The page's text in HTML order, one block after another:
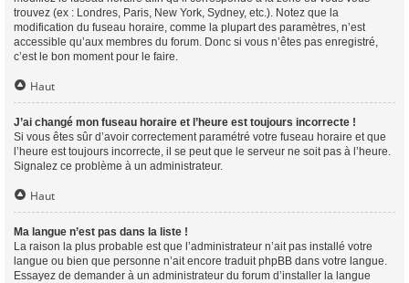
trouvez (ex : Londres, Paris, New York, Sydney, etc.). Notez que la
modification du fuseau horaire, comme la plupart des paramètres, n’est
accessible qu’aux membres du forum. Donc si vous n’êtes pas enregistré,
c’est le bon moment pour le faire.
Haut
J’ai changé mon fuseau horaire et l’heure est toujours incorrecte !
Si vous êtes sûr d’avoir correctement paramétré votre fuseau horaire et que
l’heure est toujours incorrecte, il se peut que le serveur ne soit pas à l’heure.
Signalez ce problème à un administrateur.
Haut
Ma langue n’est pas dans la liste !
La raison la plus probable est que l’administrateur n’ait pas installé votre
langue ou bien que personne n’ait encore traduit phpBB dans votre langue.
Essayez de demander à un administrateur du forum d’installer la langue